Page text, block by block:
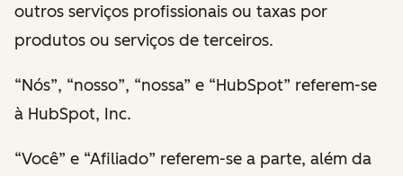
outros serviços profissionais ou taxas por
produtos ou serviços de terceiros.
“Nós”, “nosso”, “nossa” e “HubSpot” referem-se
à HubSpot, Inc.
“Você” e “Afiliado” referem-se a parte, além da